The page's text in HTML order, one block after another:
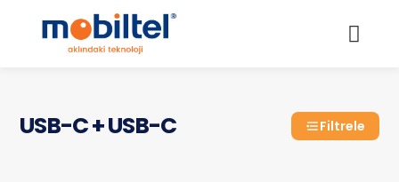
USB-C + USB-C Filtrele